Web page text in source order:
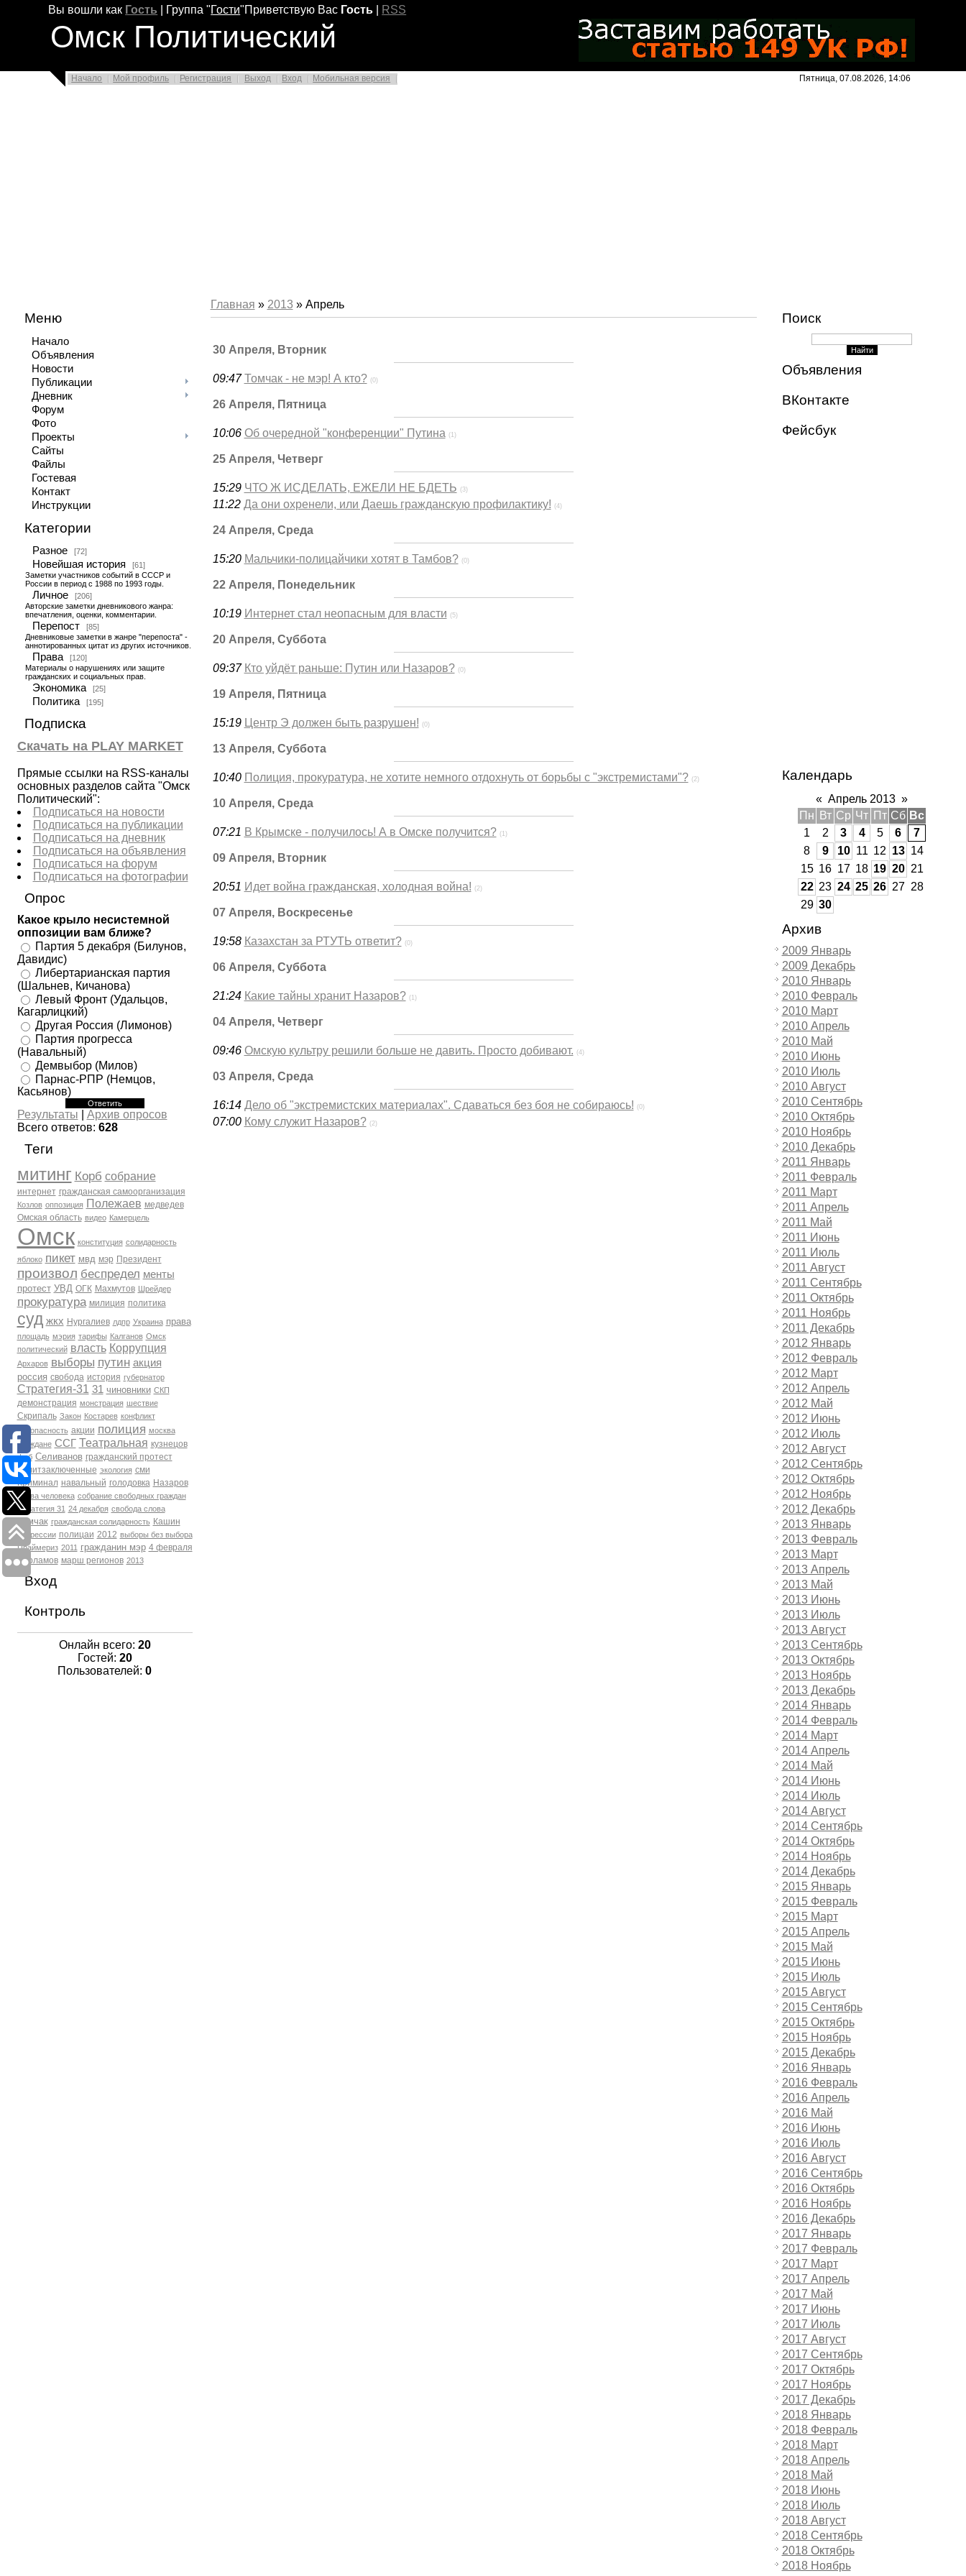
Вы вошли как Гость Группа "Гости"Приветствую Вас Гость RSS
Омск Политический
Начало Мой профиль Регистрация Выход Вход Мобильная версия Пятница, 07.08.2026, 14:06
Меню
Начало
Объявления
Новости
Публикации
Дневник
Форум
Фото
Проекты
Сайты
Файлы
Гостевая
Контакт
Инструкции
Категории
Разное [72]
Новейшая история
[61]
Заметки участников событий в СССР и
России в период с 1988 по 1993 годы.
Личное
[206]
Авторские заметки дневникового жанра:
впечатления, оценки, комментарии.
Перепост
[85]
Дневниковые заметки в жанре "перепоста" -
аннотированных цитат из других источников.
Права
[120]
Материалы о нарушениях или защите
гражданских и социальных прав.
Экономика [25]
Политика [195]
Подписка
Скачать на PLAY MARKET
Прямые ссылки на RSS-каналы
основных разделов сайта "Омск
Политический":
Подписаться на новости
Подписаться на публикации
Подписаться на дневник
Подписаться на объявления
Подписаться на форум
Подписаться на фотографии
Опрос
Какое крыло несистемной
оппозиции вам ближе?
Партия 5 декабря (Билунов,
Давидис)
Либертарианская партия
(Шальнев, Кичанова)
Левый Фронт (Удальцов,
Кагарлицкий)
Другая Россия (Лимонов)
Партия прогресса
(Навальный)
Демвыбор (Милов)
Парнас-РПР (Немцов,
Касьянов)
Результаты
Архив опросов
Всего ответов: 628
Теги
митинг Корб собрание
интернет гражданская самоорганизация
Козлов оппозиция Полежаев медведев
Омская область видео Камерцель
Омск конституция солидарность
яблоко пикет мвд мэр Президент
произвол беспредел менты
протест УВД ОГК Махмутов Шрейдер
прокуратура милиция политика
суд жкх Нургалиев лдпр Украина права
площадь мэрия тарифы Калганов Омск
политический власть Коррупция
Архаров выборы путин акция
россия свобода история губернатор
Стратегия-31 31 чиновники СКП
демонстрация монстрация шествие
Скрипаль Закон Костарев конфликт
Безопасность акции полиция москва
Граждане ССГ Театральная кузнецов
фсб Селиванов гражданский протест
политзаключенные экология сми
Криминал навальный голодовка Назаров
права человека собрание свободных граждан
Стратегия 31 24 декабря свобода слова
Томчак гражданская солидарность Кашин
репрессии полицаи 2012 выборы без выбора
Праймериз 2011 гражданин мэр 4 февраля
Варламов марш регионов 2013
Вход
Контроль
Онлайн всего: 20
Гостей: 20
Пользователей: 0
Главная » 2013 » Апрель
30 Апреля, Вторник
09:47 Томчак - не мэр! А кто? (0)
26 Апреля, Пятница
10:06 Об очередной "конференции" Путина (1)
25 Апреля, Четверг
15:29 ЧТО Ж ИСДЕЛАТЬ, ЕЖЕЛИ НЕ БДЕТЬ (3)
11:22 Да они охренели, или Даешь гражданскую профилактику! (4)
24 Апреля, Среда
15:20 Мальчики-полицайчики хотят в Тамбов? (0)
22 Апреля, Понедельник
10:19 Интернет стал неопасным для власти (5)
20 Апреля, Суббота
09:37 Кто уйдёт раньше: Путин или Назаров? (0)
19 Апреля, Пятница
15:19 Центр Э должен быть разрушен! (0)
13 Апреля, Суббота
10:40 Полиция, прокуратура, не хотите немного отдохнуть от борьбы с "экстремистами"? (2)
10 Апреля, Среда
07:21 В Крымске - получилось! А в Омске получится? (1)
09 Апреля, Вторник
20:51 Идет война гражданская, холодная война! (2)
07 Апреля, Воскресенье
19:58 Казахстан за РТУТЬ ответит? (0)
06 Апреля, Суббота
21:24 Какие тайны хранит Назаров? (1)
04 Апреля, Четверг
09:46 Омскую культру решили больше не давить. Просто добивают. (4)
03 Апреля, Среда
16:14 Дело об "экстремистских материалах". Сдаваться без боя не собираюсь! (0)
07:00 Кому служит Назаров? (2)
Поиск
Объявления
ВКонтакте
Фейсбук
Календарь
« Апрель 2013 »
Пн
Вт Ср Чт Пт Сб Вс
1
2 3 4 5 6
7
8
9 10 11 12 13 14
15 16 17 18 19 20 21
22 23 24 25 26 27 28
29 30
Архив
2009 Январь
2009 Декабрь
2010 Январь
2010 Февраль
2010 Март
2010 Апрель
2010 Май
2010 Июнь
2010 Июль
2010 Август
2010 Сентябрь
2010 Октябрь
2010 Ноябрь
2010 Декабрь
2011 Январь
2011 Февраль
2011 Март
2011 Апрель
2011 Май
2011 Июнь
2011 Июль
2011 Август
2011 Сентябрь
2011 Октябрь
2011 Ноябрь
2011 Декабрь
2012 Январь
2012 Февраль
2012 Март
2012 Апрель
2012 Май
2012 Июнь
2012 Июль
2012 Август
2012 Сентябрь
2012 Октябрь
2012 Ноябрь
2012 Декабрь
2013 Январь
2013 Февраль
2013 Март
2013 Апрель
2013 Май
2013 Июнь
2013 Июль
2013 Август
2013 Сентябрь
2013 Октябрь
2013 Ноябрь
2013 Декабрь
2014 Январь
2014 Февраль
2014 Март
2014 Апрель
2014 Май
2014 Июнь
2014 Июль
2014 Август
2014 Сентябрь
2014 Октябрь
2014 Ноябрь
2014 Декабрь
2015 Январь
2015 Февраль
2015 Март
2015 Апрель
2015 Май
2015 Июнь
2015 Июль
2015 Август
2015 Сентябрь
2015 Октябрь
2015 Ноябрь
2015 Декабрь
2016 Январь
2016 Февраль
2016 Апрель
2016 Май
2016 Июнь
2016 Июль
2016 Август
2016 Сентябрь
2016 Октябрь
2016 Ноябрь
2016 Декабрь
2017 Январь
2017 Февраль
2017 Март
2017 Апрель
2017 Май
2017 Июнь
2017 Июль
2017 Август
2017 Сентябрь
2017 Октябрь
2017 Ноябрь
2017 Декабрь
2018 Январь
2018 Февраль
2018 Март
2018 Апрель
2018 Май
2018 Июнь
2018 Июль
2018 Август
2018 Сентябрь
2018 Октябрь
2018 Ноябрь